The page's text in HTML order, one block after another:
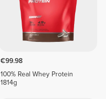
€99.98
100% Real Whey Protein
1814g